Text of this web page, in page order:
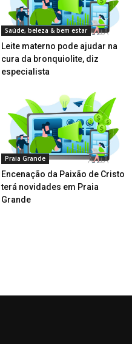
Saúde, beleza & bem estar
Leite materno pode ajudar na
cura da bronquiolite, diz
especialista
Praia Grande
Encenação da Paixão de Cristo
terá novidades em Praia
Grande